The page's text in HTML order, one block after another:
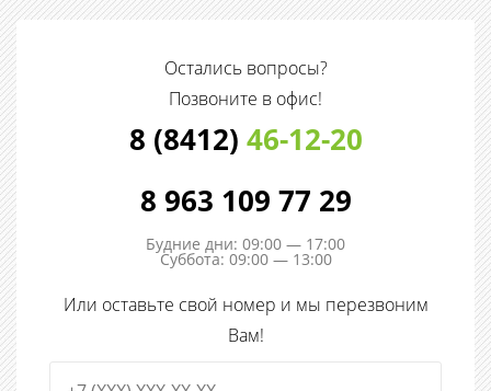
Остались вопросы?
Позвоните в офис!
8 (8412) 46-12-20
8 963 109 77 29
Будние дни: 09:00 — 17:00
Суббота: 09:00 — 13:00
Или оставьте свой номер и мы перезвоним
Вам!